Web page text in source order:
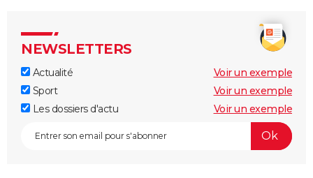
NEWSLETTERS
Actualité
Voir un exemple
Sport
Voir un exemple
Les dossiers d'actu
Voir un exemple